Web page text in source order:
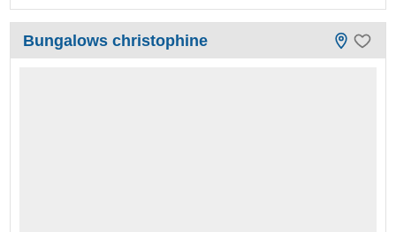
Bungalows christophine